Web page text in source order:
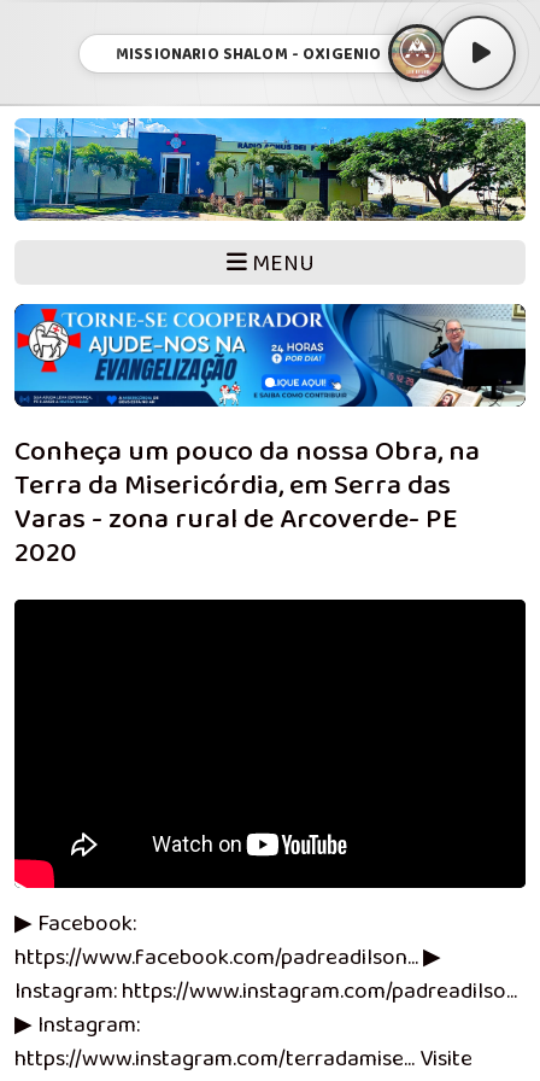
MISSIONARIO SHALOM - OXIGENIO
MENU
Conheça um pouco da nossa Obra, na
Terra da Misericórdia, em Serra das
Varas - zona rural de Arcoverde- PE
2020
▶ Facebook:
https://www.facebook.com/padreadilson... ▶
Instagram: https://www.instagram.com/padreadilso...
▶ Instagram:
https://www.instagram.com/terradamise... Visite